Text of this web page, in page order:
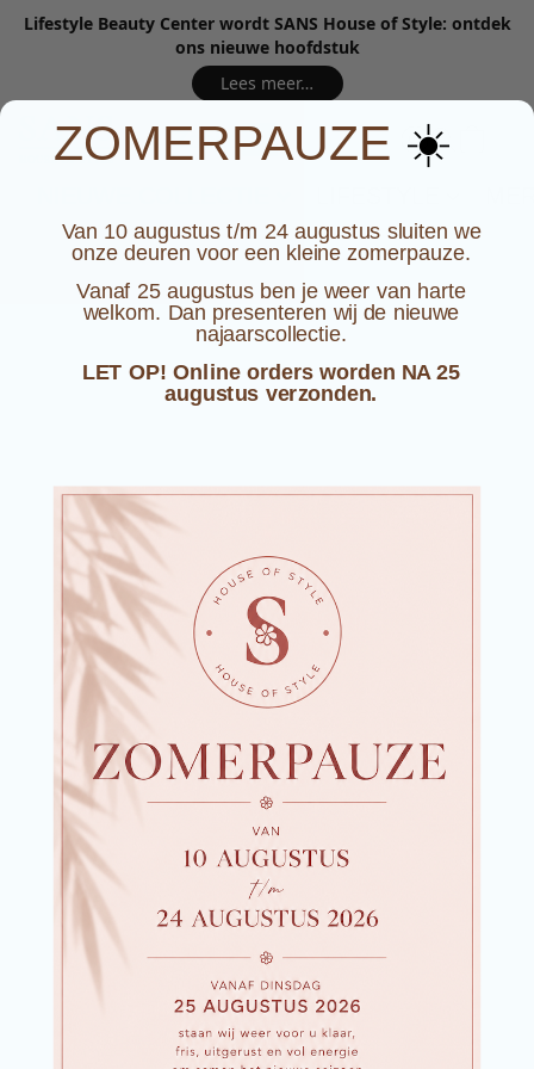
Lifestyle Beauty Center wordt SANS House of Style: ontdek
ons nieuwe hoofdstuk
Lees meer…
ZOMERPAUZE ☀️
Van 10 augustus t/m 24 augustus sluiten we
onze deuren voor een kleine zomerpauze.
Vanaf 25 augustus ben je weer van harte
welkom. Dan presenteren wij de nieuwe
najaarscollectie.
LET OP! Online orders worden NA 25
augustus verzonden.